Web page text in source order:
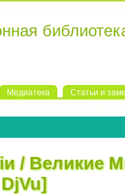
Медиатека Статьи и
/ Великие